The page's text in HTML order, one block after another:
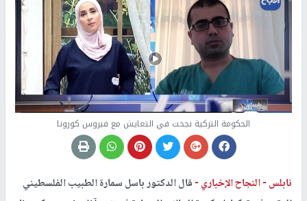
الحكومة التركية نجحت في التعايش مع فيروس كورونا
نابلس -النجاح الإخباري -قال الدكتور باسل سمارة الطبيب الفلسطيني